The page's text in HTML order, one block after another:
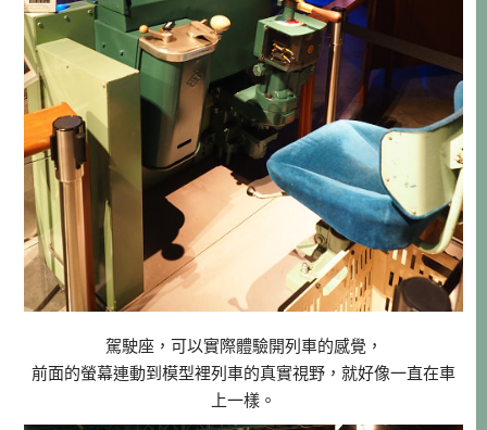
駕駛座，可以實際體驗開列車的感覺，
前面的螢幕連動到模型裡列車的真實視野，就好像一直在車
上一樣。